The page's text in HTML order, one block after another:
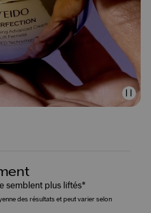
semblent plus liftés*
des résultats et peut varier selon